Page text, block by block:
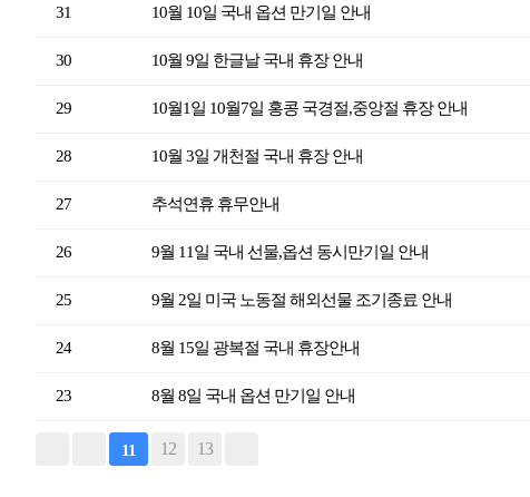
31 10월 10일 국내 옵션 만기일 안내
30 10월 9일 한글날 국내 휴장 안내
29 10월1일 10월7일 홍콩 국경절,중앙절 휴장 안내
28 10월 3일 개천절 국내 휴장 안내
27 추석연휴 휴무안내
26 9월 11일 국내 선물,옵션 동시만기일 안내
25 9월 2일 미국 노동절 해외선물 조기종료 안내
24 8월 15일 광복절 국내 휴장안내
23 8월 8일 국내 옵션 만기일 안내
11 12 13